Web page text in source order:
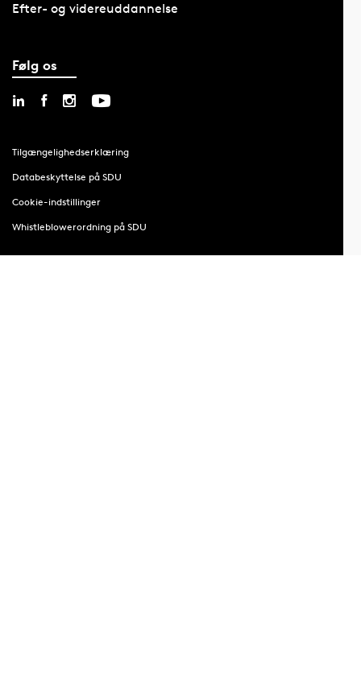
Efter- og videreuddannelse
Følg os
Tilgængelighedserklæring
Databeskyttelse på SDU
Cookie-indstillinger
Whistleblowerordning på SDU